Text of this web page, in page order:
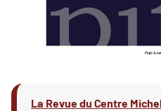
La Revue du Centre